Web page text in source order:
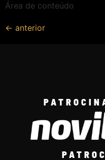
Área de conteúdo
← anterior